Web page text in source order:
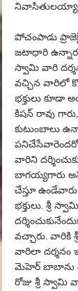
పోచంపాడు
జటాధారి
స్వామి వారి
వచ్చిన వారిలో
భక్తులు కూడా
కిషన్ రావు గారు,
కుటుంబాలు
వారిని
బాగయ్యగారు
చేస్తూ
భక్తులు. శ్రీ
వచ్చారు. వారికి
వారిలా దర్శనం
మెహెర్ బాబాను
రోజు శ్రీ స్వామి